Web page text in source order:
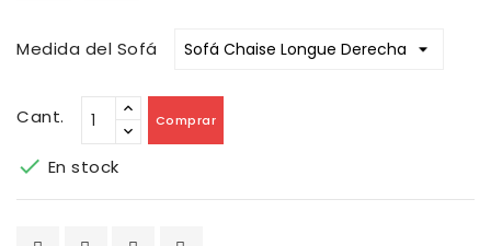
Medida del Sofá
Cant. Comprar
 En stock